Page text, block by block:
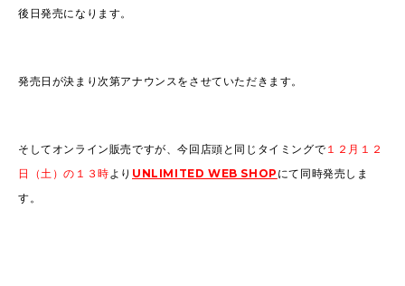
後日発売になります。
発売日が決まり次第アナウンスをさせていただきます。
そしてオンライン販売ですが、今回店頭と同じタイミングで １２月１２
日（土）の１３時より UNLIMITED WEB SHOP にて同時発売しま
す。